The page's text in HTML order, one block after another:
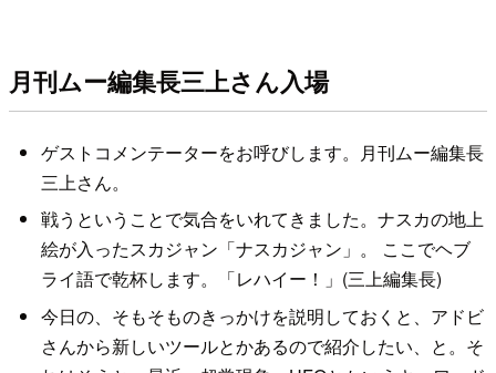
月刊ムー編集長三上さん入場
ゲストコメンテーターをお呼びします。月刊ムー編集長
三上さん。
戦うということで気合をいれてきました。ナスカの地上
絵が入ったスカジャン「ナスカジャン」。 ここでヘブ
ライ語で乾杯します。「レハイー！」(三上編集長)
今日の、そもそものきっかけを説明しておくと、アドビ
さんから新しいツールとかあるので紹介したい、と。そ